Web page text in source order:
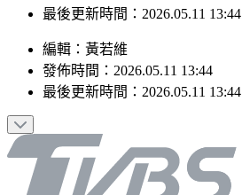
最後更新時間：2026.05.11 13:44
編輯 ： 黃若維
發佈時間： 2026.05.11 13:44
最後更新時間： 2026.05.11 13:44